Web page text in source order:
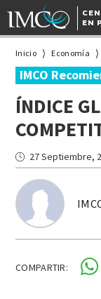
EN
Inicio Economía
IMCO
ÍNDICE
27 Septiembre,
COMPARTIR: